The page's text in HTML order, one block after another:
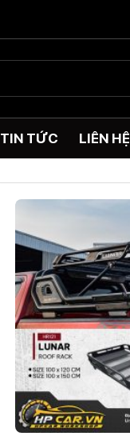
TIN TỨC LIÊN HỆ